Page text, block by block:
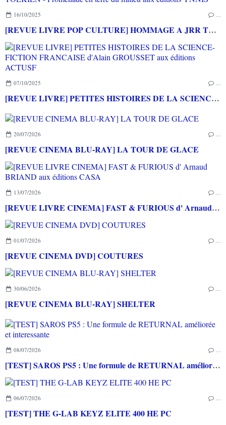
16/10/2025 …
[REVUE LIVRE POP CULTURE] HOMMAGE A JRR TOLKIEN - Promenade en terre du milieu aux éditions YNNIS
07/10/2025 …
[REVUE LIVRE] PETITES HISTOIRES DE LA SCIENCE-FICTION FRANCAISE d'Alain GROUSSET aux éditions ACTUSF
20/07/2026 …
[REVUE CINEMA BLU-RAY] LA TOUR DE GLACE
13/07/2026 …
[REVUE LIVRE CINEMA] FAST & FURIOUS d' Arnaud BRIAND aux éditions CASA
01/07/2026 …
[REVUE CINEMA DVD] COUTURES
30/06/2026 …
[REVUE CINEMA BLU-RAY] SHELTER
08/07/2026 …
[TEST] SAROS PS5 : Une formule de RETURNAL améliorée et interessante
06/07/2026 …
[TEST] THE G-LAB KEYZ ELITE 400 HE PC